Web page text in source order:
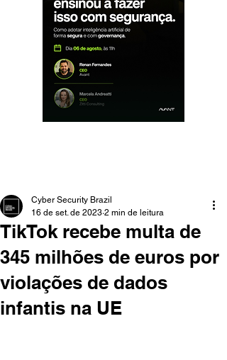
TikTok recebe multa de
345 milhões de euros por
violações de dados
infantis na UE
Cyber Security Brazil
16 de set. de 2023 2 min de leitura